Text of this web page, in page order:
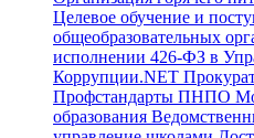
Целевое обучение и
общеобразовательных
исполнении 426-ФЗ в
Коррупции.NET
Профстандарты ПНПО
образования